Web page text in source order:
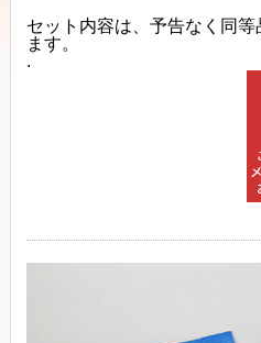
セット内容は、予告なく同
ます。
.